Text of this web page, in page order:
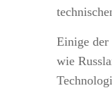
Einige der
wie